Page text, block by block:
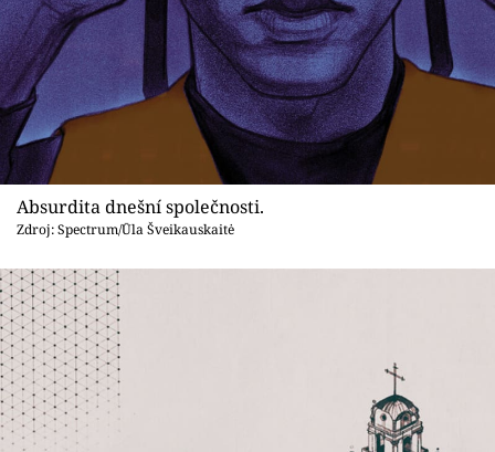
Absurdita dnešní společnosti.
Zdroj: Spectrum/Ūla Šveikauskaitė